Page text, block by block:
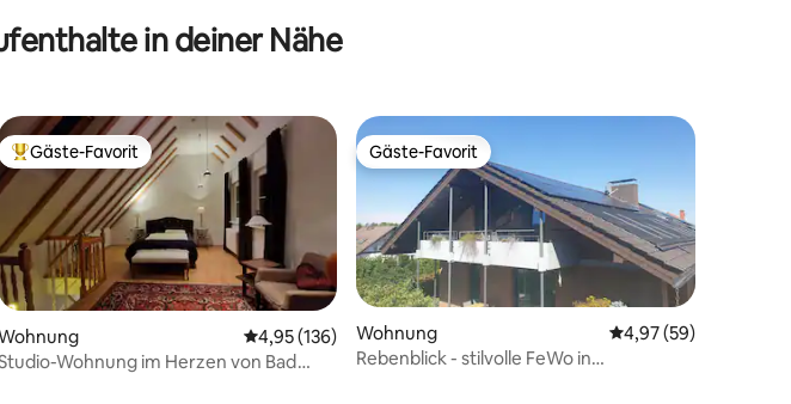
in deiner Nähe
Beliebter Gäste-Favorit.
Gäste-Favorit
Durchschnittliche Bewertung: 4,95 von 5, 136 Bewertungen
4,95 (136)
Wohnung im Herzen von Bad
Gäste-Favorit
Gäste-Favorit
Wohnung Durchschnittliche
4,97 (59)
Rebenblick - stilvolle FeWo in